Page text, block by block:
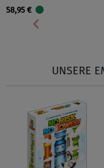
58,95 €
Vorherige
UNSERE